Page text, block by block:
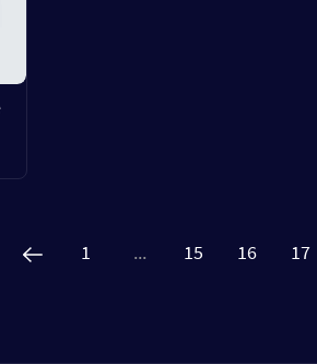
1 ... 15 16 17